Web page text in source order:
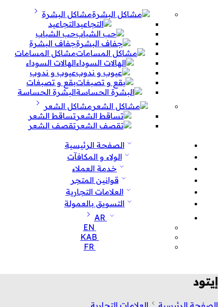
مشاكل البشرة
التجاعيد
حب الشباب
جفاف البشرة
مشاكل المسامات
الهالات السوداء
عيوب و ندوب
بقع و تصبغات
البشرة الحساسة
مشاكل الشعر
تساقط الشعر
تقصف الشعر
الصفحة الرئيسية
الولاء و المكافآت
خدمة العملاء
قوانين المتجر
العلامات التجارية
التسويق بالعمولة
AR
EN
KAB
FR
إيتود
الصفحة الرئيسية العلامات التجارية